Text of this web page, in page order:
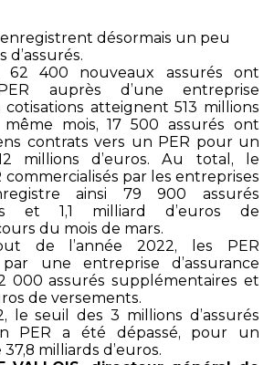
désormais un peu
d’assurés.
62 400 nouveaux assurés ont
auprès d’une entreprise
cotisations atteignent 513 millions
mois, 17 500 assurés ont
contrats vers un PER pour un
millions d’euros. Au total, le
commercialisés par les entreprises
ainsi 79 900 assurés
et 1,1 milliard d’euros de
du mois de mars.
de l’année 2022, les PER
par une entreprise d’assurance
000 assurés supplémentaires et
de versements.
le seuil des 3 millions d’assurés
PER a été dépassé, pour un
milliards d’euros.